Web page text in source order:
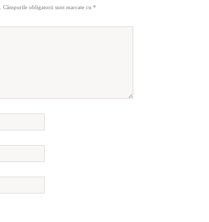
Câmpurile obligatorii sunt marcate cu *